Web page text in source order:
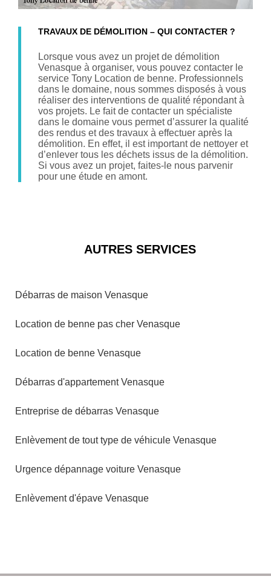
TRAVAUX DE DÉMOLITION – QUI CONTACTER ?
Lorsque vous avez un projet de démolition
Venasque à organiser, vous pouvez contacter le
service Tony Location de benne. Professionnels
dans le domaine, nous sommes disposés à vous
réaliser des interventions de qualité répondant à
vos projets. Le fait de contacter un spécialiste
dans le domaine vous permet d’assurer la qualité
des rendus et des travaux à effectuer après la
démolition. En effet, il est important de nettoyer et
d’enlever tous les déchets issus de la démolition.
Si vous avez un projet, faites-le nous parvenir
pour une étude en amont.
AUTRES SERVICES
Débarras de maison Venasque
Location de benne pas cher Venasque
Location de benne Venasque
Débarras d'appartement Venasque
Entreprise de débarras Venasque
Enlèvement de tout type de véhicule Venasque
Urgence dépannage voiture Venasque
Enlèvement d'épave Venasque